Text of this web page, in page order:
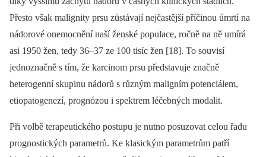
Přesto však malignity prsu zůstávají nejčastější příčinou úmrtí na
nádorové onemocnění naší ženské populace, ročně na ně umírá
asi 1950 žen, tedy 36–37 ze 100 tisíc žen [18]. To souvisí
jednoznačně s tím, že karcinom prsu představuje značně
heterogenní skupinu nádorů s různým maligním potenciálem,
etiopatogenezí, prognózou i spektrem léčebných modalit.
Při volbě terapeutického postupu je nutno posuzovat celou řadu
prognostických parametrů. Ke klasickým parametrům patří